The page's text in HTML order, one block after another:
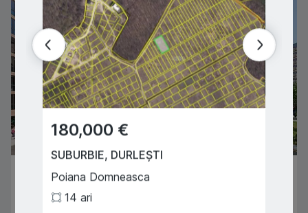
60,900 €
CHIȘINĂU,TELECENTRU
180,000 €
SUBURBIE, DURLEȘTI
Poiana Domneasca
14 ari
ORHEI